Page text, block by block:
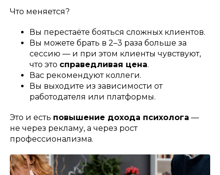
Что меняется?
Вы перестаёте бояться сложных клиентов.
Вы можете брать в 2–3 раза больше за
сессию — и при этом клиенты чувствуют,
что это справедливая цена.
Вас рекомендуют коллеги.
Вы выходите из зависимости от
работодателя или платформы.
Это и есть повышение дохода психолога —
не через рекламу, а через рост
профессионализма.